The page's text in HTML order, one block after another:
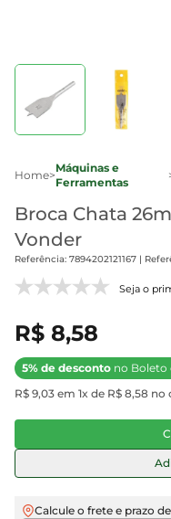
Home>
Máquinas e
Ferramentas
Broca Chata
Vonder
Referência: 7894202121167 |
Seja o
R$ 8,58
5% de desconto no Boleto
R$ 9,03 em 1x de R$ 8,58
Calcule o frete e prazo